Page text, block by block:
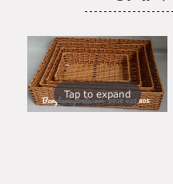
Tap to expand